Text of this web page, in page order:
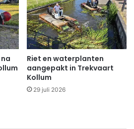
Riet en waterplanten
aangepakt in Trekvaart
Kollum
29 juli 2026